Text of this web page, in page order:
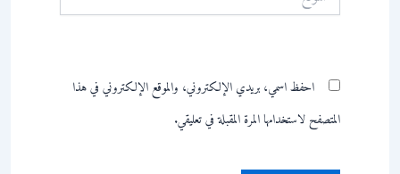
احفظ اسمي، بريدي الإلكتروني، والموقع الإلكتروني في هذا
المتصفح لاستخدامها المرة المقبلة في تعليقي.